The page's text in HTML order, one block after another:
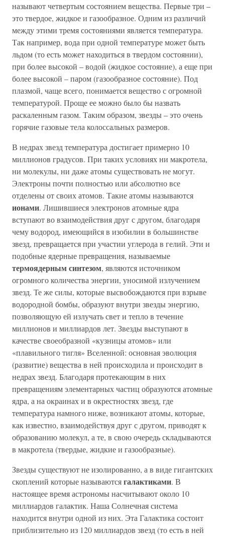
называют четвертым состоянием вещества. Первые три –
это твердое, жидкое и газообразное. Одним из различий
между этими тремя состояниями является температура.
Так например, вода при одной температуре может быть
льдом (то есть может находиться в твердом состоянии),
при более высокой – водой (жидкое состояние), а еще при
более высокой – паром (газообразное состояние). Под
плазмой, чаще всего, понимается вещество с огромной
температурой. Проще ее можно было бы назвать
раскаленным газом. Таким образом, звезды – это очень
горячие газовые тела колоссальных размеров.
В недрах звезд температура достигает примерно 10
миллионов градусов. При таких условиях ни макротела,
ни молекулы, ни даже атомы существовать не могут.
Электроны почти полностью или абсолютно все
отделены от своих атомов. Такие атомы называются
ионами. Лишившиеся электронов атомные ядра
вступают во взаимодействия друг с другом, благодаря
чему водород, имеющийся в изобилии в большинстве
звезд, превращается при участии углерода в гелий. Эти и
подобные ядерные превращения, называемые
термоядерным синтезом, являются источником
огромного количества энергии, уносимой излучением
звезд. Те же силы, которые высвобождаются при взрыве
водородной бомбы, образуют внутри звезды энергию,
позволяющую ей излучать свет и тепло в течение
миллионов и миллиардов лет. Звезды выступают в
качестве своеобразной «кузницы атомов» или
«плавильного тигля» Вселенной: основная эволюция
(развитие) вещества в ней происходила и происходит в
недрах звезд. Благодаря протекающим в них
превращениям элементарных частиц образуются атомные
ядра, а на окраинах и в окрестностях звезд, где
температура намного ниже, возникают атомы, которые,
как известно, взаимодействуя друг с другом, приводят к
образованию молекул, а те, в свою очередь складываются
в макротела (твердые, жидкие и газообразные).
Звезды существуют не изолированно, а в виде гигантских
скоплений которые называютсягалактиками. В
настоящее время астрономы насчитывают около 10
миллиардов галактик. Наша Солнечная система
находится внутри одной из них. Эта Галактика состоит
приблизительно из 120 миллиардов звезд (то есть в ней